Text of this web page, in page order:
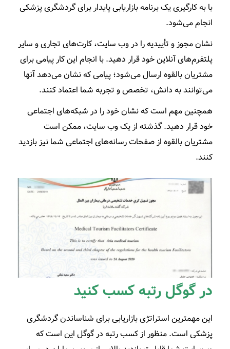
با به کارگیری یک برنامه بازاریابی پایدار برای گردشگری پزشکی
انجام می‌شود.
نشان مجوز و تأییدیه را در وب سایت، کارت‌های تجاری و سایر
پلتفرم‌های آنلاین خود قرار دهید. با انجام این کار پیامی برای
مشتریان بالقوه ارسال می‌شود؛ پیامی که نشان می‌دهد آنها
می‌توانند به دانش، تخصص و تجربه شما اعتماد کنند.
همچنین مهم است که نشان خود را در شبکه‌های اجتماعی
خود قرار دهید. گذشته از یک وب سایت، ممکن است
مشتریان بالقوه از صفحات رسانه‌های اجتماعی شما نیز بازدید
کنند.
در گوگل رتبه کسب کنید
این مهمترین استراتژی بازاریابی برای شناساندن گردشگری
پزشکی است. منظور از کسب رتبه در گوگل این است که